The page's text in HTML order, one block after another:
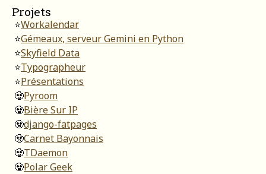
Projets
⭐Workalendar
⭐Gémeaux, serveur Gemini en Python
⭐Skyfield Data
⭐Typographeur
⭐Présentations
🧟Pyroom
🧟Bière Sur IP
🧟django-fatpages
🧟Carnet Bayonnais
🧟TDaemon
🧟Polar Geek